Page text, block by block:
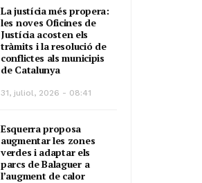
La justícia més propera:
les noves Oficines de
Justícia acosten els
tràmits i la resolució de
conflictes als municipis
de Catalunya
31, juliol, 2026 - 08:41
Esquerra proposa
augmentar les zones
verdes i adaptar els
parcs de Balaguer a
l’augment de calor